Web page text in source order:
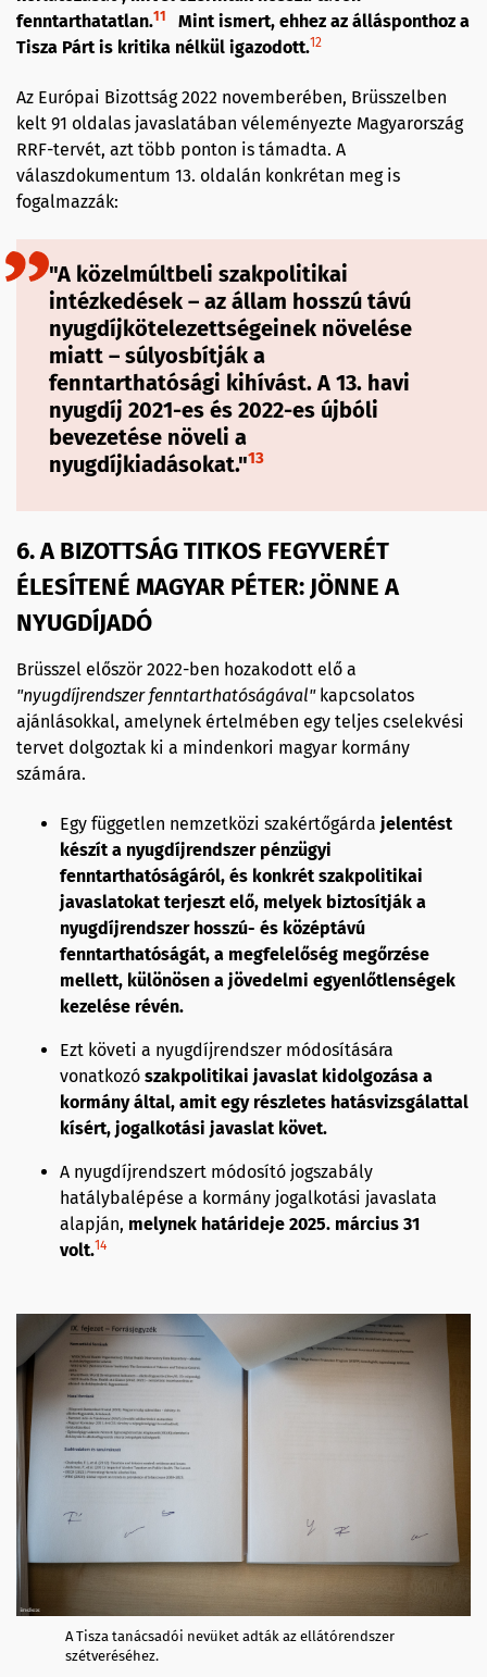
fenntarthatatlan.11
Mint ismert, ehhez az állásponthoz a
Tisza Párt is kritika nélkül igazodott.12
Az Európai Bizottság 2022 novemberében, Brüsszelben
kelt 91 oldalas javaslatában véleményezte Magyarország
RRF-tervét, azt több ponton is támadta. A
válaszdokumentum 13. oldalán konkrétan meg is
fogalmazzák:
"A közelmúltbeli szakpolitikai
intézkedések – az állam hosszú távú
nyugdíjkötelezettségeinek növelése
miatt – súlyosbítják a
fenntarthatósági kihívást. A 13. havi
nyugdíj 2021-es és 2022-es újbóli
bevezetése növeli a
nyugdíjkiadásokat."13
6. A BIZOTTSÁG TITKOS FEGYVERÉT
ÉLESÍTENÉ MAGYAR PÉTER: JÖNNE A
NYUGDÍJADÓ
Brüsszel először 2022-ben hozakodott elő a
"nyugdíjrendszer fenntarthatóságával" kapcsolatos
ajánlásokkal, amelynek értelmében egy teljes cselekvési
tervet dolgoztak ki a mindenkori magyar kormány
számára.
Egy független nemzetközi szakértőgárda jelentést
készít a nyugdíjrendszer pénzügyi
fenntarthatóságáról, és konkrét szakpolitikai
javaslatokat terjeszt elő, melyek biztosítják a
nyugdíjrendszer hosszú- és középtávú
fenntarthatóságát, a megfelelőség megőrzése
mellett, különösen a jövedelmi egyenlőtlenségek
kezelése révén.
Ezt követi a nyugdíjrendszer módosítására
vonatkozó szakpolitikai javaslat kidolgozása a
kormány által, amit egy részletes hatásvizsgálattal
kísért, jogalkotási javaslat követ.
A nyugdíjrendszert módosító jogszabály
hatálybalépése a kormány jogalkotási javaslata
alapján, melynek határideje 2025. március 31
volt.14
A Tisza tanácsadói nevüket adták az ellátórendszer
szétveréséhez.